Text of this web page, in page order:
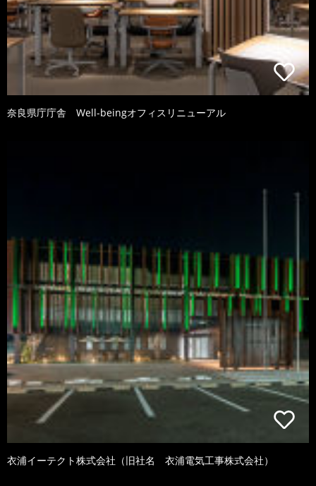
奈良県庁庁舎 Well-beingオフィスリニューアル
衣浦イーテクト株式会社（旧社名 衣浦電気工事株式会社）